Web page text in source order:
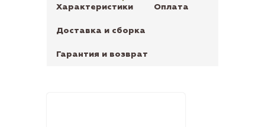
Характеристики Оплата
Доставка и сборка
Гарантия и возврат